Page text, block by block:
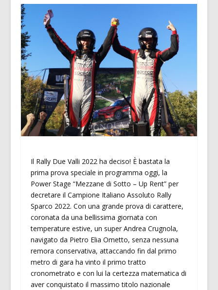
Il Rally Due Valli 2022 ha deciso! È bastata la
prima prova speciale in programma oggi, la
Power Stage “Mezzane di Sotto – Up Rent” per
decretare il Campione Italiano Assoluto Rally
Sparco 2022. Con una grande prova di carattere,
coronata da una bellissima giornata con
temperature estive, un super Andrea Crugnola,
navigato da Pietro Elia Ometto, senza nessuna
remora conservativa, attaccando fin dal primo
metro di gara ha vinto il primo tratto
cronometrato e con lui la certezza matematica di
aver conquistato il massimo titolo nazionale